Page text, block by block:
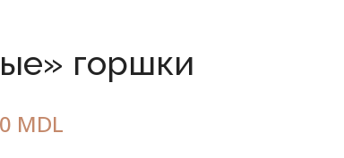
ГОРОДА
горшки
MDL